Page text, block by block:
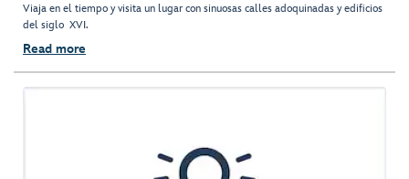
Viaja en el tiempo y visita un lugar con sinuosas calles adoquinadas y edificios
del siglo XVI.
Read more